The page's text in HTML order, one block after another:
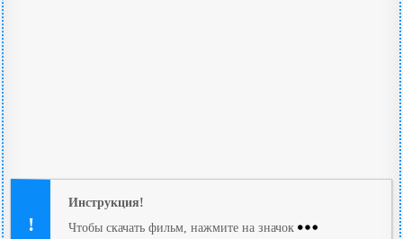
Инструкция!
Чтобы скачать фильм, нажмите на значок